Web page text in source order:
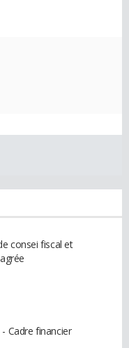
consei fiscal et
Cadre financier